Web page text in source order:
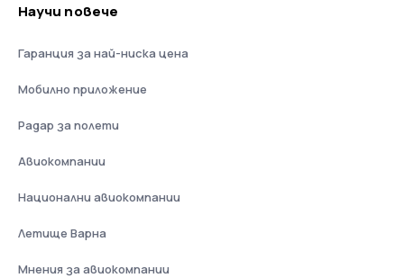
Научи повече
Гаранция за най-ниска цена
Мобилно приложение
Радар за полети
Авиокомпании
Национални авиокомпании
Летище Варна
Мнения за авиокомпании